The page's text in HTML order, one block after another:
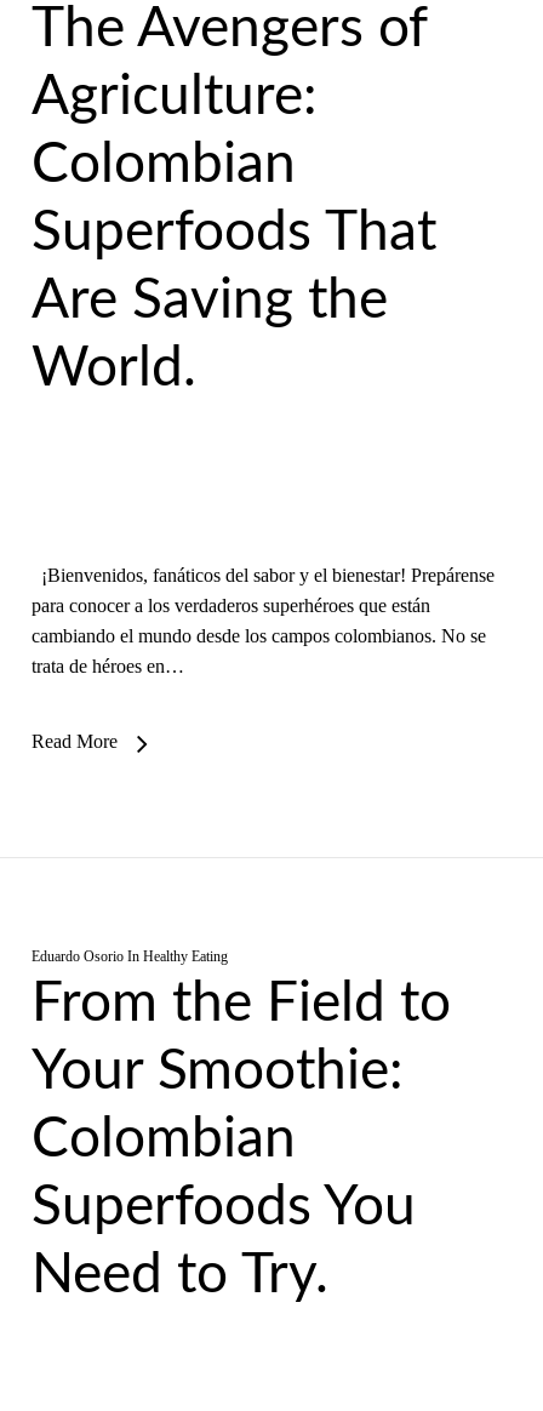
The Avengers of
Agriculture:
Colombian
Superfoods That
Are Saving the
World.
¡Bienvenidos, fanáticos del sabor y el bienestar! Prepárense
para conocer a los verdaderos superhéroes que están
cambiando el mundo desde los campos colombianos. No se
trata de héroes en…
Read More
Eduardo Osorio In Healthy Eating
From the Field to
Your Smoothie:
Colombian
Superfoods You
Need to Try.